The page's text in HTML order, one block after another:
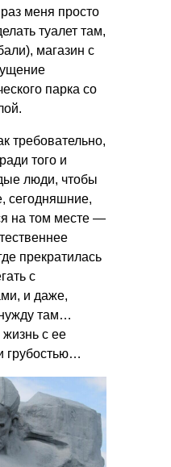
меня просто
туалет там,
магазин с
парка со
требовательно,
того и
люди, чтобы
сегодняшние,
на том месте —
прекратилась
с
и даже,
там…
с ее
грубостью…